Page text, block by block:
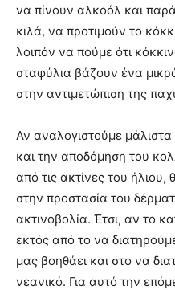
να πίνουν αλκοόλ και
κιλά, να προτιμούν το
λοιπόν να πούμε ότι
σταφύλια βάζουν ένα
στην αντιμετώπιση της
Αν αναλογιστούμε μάλιστα
και την αποδόμηση του
από τις ακτίνες του ήλιου,
στην προστασία του
ακτινοβολία. Έτσι, αν το
εκτός από το να
μας βοηθάει και στο να
νεανικό. Για αυτό την